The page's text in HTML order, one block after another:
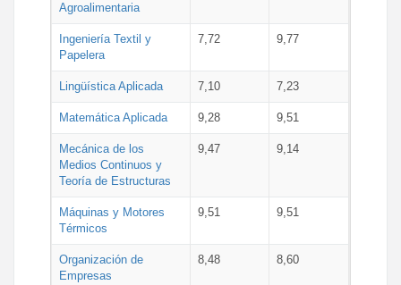
Agroalimentaria
Ingeniería Textil y
Papelera
7,72 9,77
Lingüística Aplicada 7,10 7,23
Matemática Aplicada 9,28 9,51
Mecánica de los
Medios Continuos y
Teoría de Estructuras
9,47 9,14
Máquinas y Motores
Térmicos
9,51 9,51
Organización de
Empresas
8,48 8,60